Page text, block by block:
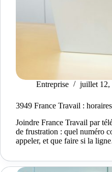
Entreprise juillet 12,
3949 France Travail :
Joindre France Travail par
de frustration : quel numéro
appeler, et que faire si la